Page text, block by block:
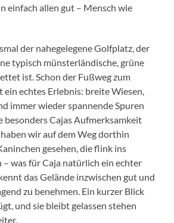
einfach allen gut – Mensch wie
der nahegelegene Golfplatz, der
typisch münsterländische, grüne
ist. Schon der Fußweg zum
ein echtes Erlebnis: breite Wiesen,
immer wieder spannende Spuren
besonders Cajas Aufmerksamkeit
haben wir auf dem Weg dorthin
gesehen, die flink ins
– was für Caja natürlich ein echter
das Gelände inzwischen gut und
zu benehmen. Ein kurzer Blick
und sie bleibt gelassen stehen